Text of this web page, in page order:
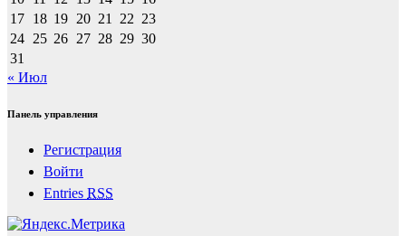
17 18 19 20 21 22 23
24 25 26 27 28 29 30
31
« Июл
Панель управления
Регистрация
Войти
Entries RSS